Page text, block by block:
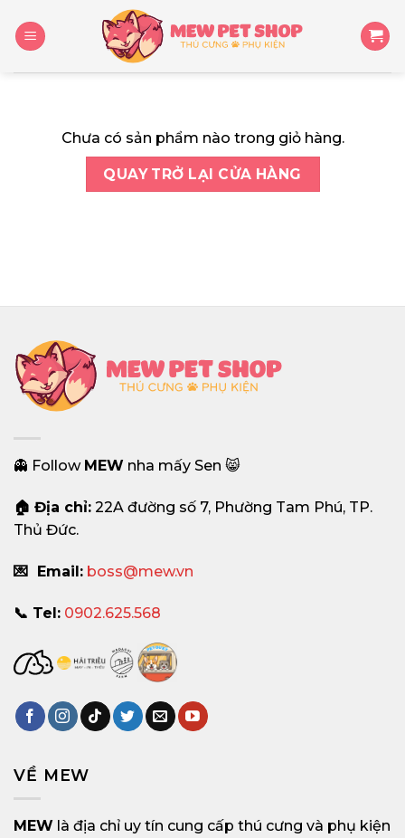
content
Chưa có sản phẩm nào trong giỏ hàng.
QUAY TRỞ LẠI CỬA HÀNG
👻 Follow MEW nha mấy Sen 😸
🏠 Địa chỉ: 22A đường số 7, Phường Tam Phú, TP.
Thủ Đức.
💌 Email: boss@mew.vn
📞 Tel: 0902.625.568
VỀ MEW
MEW là địa chỉ uy tín cung cấp thú cưng và phụ kiện